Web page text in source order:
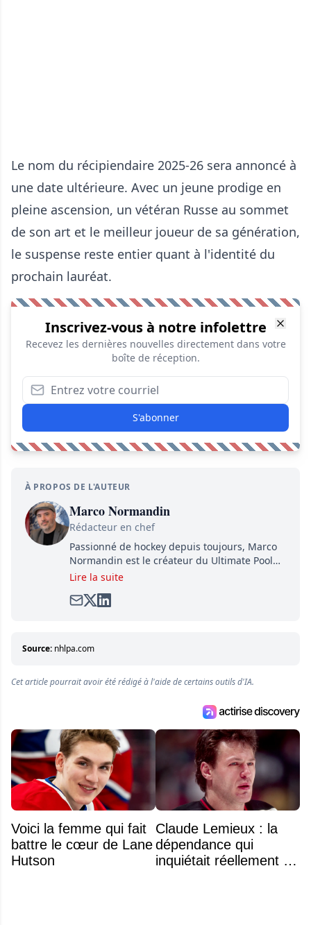
Le nom du récipiendaire 2025-26 sera annoncé à
une date ultérieure. Avec un jeune prodige en
pleine ascension, un vétéran Russe au sommet
de son art et le meilleur joueur de sa génération,
le suspense reste entier quant à l'identité du
prochain lauréat.
Inscrivez-vous à notre infolettre
Recevez les dernières nouvelles directement dans votre
boîte de réception.
S'abonner
À PROPOS DE L'AUTEUR
Marco Normandin
Rédacteur en chef
Passionné de hockey depuis toujours, Marco
Normandin est le créateur du Ultimate Pool
Preview, une référence mondiale en guide de
satirique de hockey, Définitivement, Pierre.
entourant la LNH et en faire bénéficier les
Lire la suite
Source: nhlpa.com
Cet article pourrait avoir été rédigé à l'aide de certains outils d'IA.
Voici la femme qui fait
battre le cœur de Lane
Hutson
Claude Lemieux : la
dépendance qui
inquiétait réellement sa